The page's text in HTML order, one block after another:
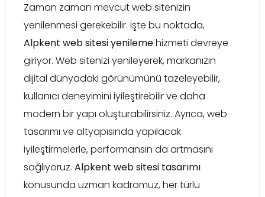
Zaman zaman mevcut web sitenizin
yenilenmesi gerekebilir. İşte bu noktada,
Alpkent web sitesi yenilemehizmeti devreye
giriyor. Web sitenizi yenileyerek, markanızın
dijital dünyadaki görünümünü tazeleyebilir,
kullanıcı deneyimini iyileştirebilir ve daha
modern bir yapı oluşturabilirsiniz. Ayrıca, web
tasarımı ve altyapısında yapılacak
iyileştirmelerle, performansın da artmasını
sağlıyoruz. Alpkent web sitesi tasarımı
konusunda uzman kadromuz, her türlü